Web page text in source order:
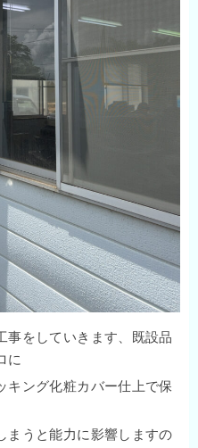
事をしていきます、既設品
に
キング化粧カバー仕上で保
まうと能力に影響しますの